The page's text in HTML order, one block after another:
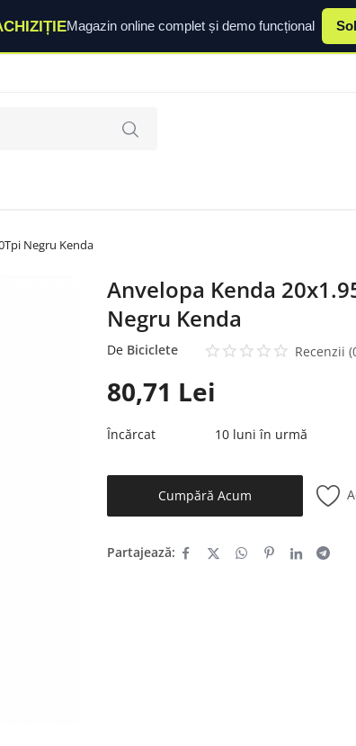
Magazin online complet și demo funcțional
Negru Kenda
Anvelopa Kenda
Negru Kenda
De Biciclete Recenzii
80,71 Lei
Încărcat 10 luni în urmă
Cumpără Acum
Partajează: